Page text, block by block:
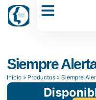
Siempre
Inicio » Productos » Siempre